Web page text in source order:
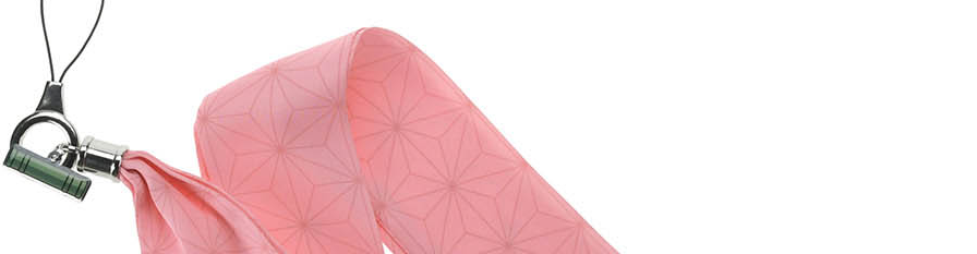
付款後7-11取貨
每筆NT$65，滿NT$1,300(含以上)免運費
宅配-木棉花樂園專用
每筆NT$100，滿NT$1,300(含以上)免運費
宅配-離島(澎湖/金門/馬祖)-木棉花樂園專用
每筆NT$220